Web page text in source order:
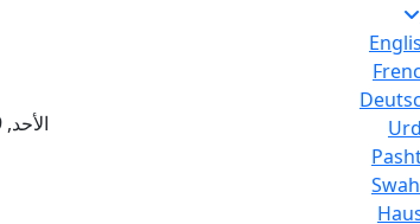
الأحد, 09 أغسطس 2026 – 26 صفر 1448 هـ